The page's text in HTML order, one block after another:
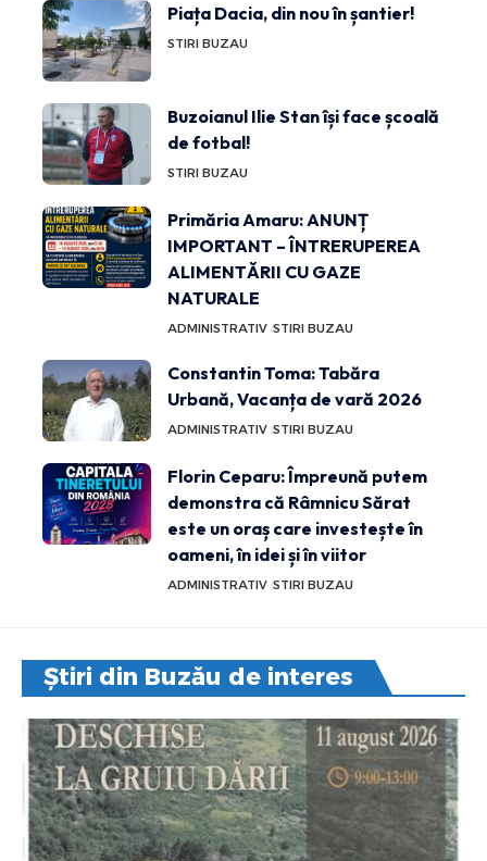
Piața Dacia, din nou în șantier!
STIRI BUZAU
Buzoianul Ilie Stan își face școală
de fotbal!
STIRI BUZAU
Primăria Amaru: ANUNȚ
IMPORTANT – ÎNTRERUPEREA
ALIMENTĂRII CU GAZE
NATURALE
ADMINISTRATIV STIRI BUZAU
Constantin Toma: Tabăra
Urbană, Vacanța de vară 2026
ADMINISTRATIV STIRI BUZAU
Florin Ceparu: Împreună putem
demonstra că Râmnicu Sărat
este un oraș care investește în
oameni, în idei și în viitor
ADMINISTRATIV STIRI BUZAU
Știri din Buzău de interes